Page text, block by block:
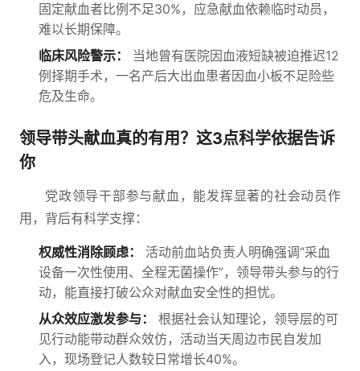
固定献血者比例不足30%，应急献血依赖临时动员，
难以长期保障。
临床风险警示：
当地曾有医院因血液短缺被迫推迟12
例择期手术，一名产后大出血患者因血小板不足险些
危及生命。
领导带头献血真的有用？这3点科学依据告诉
你
党政领导干部参与献血，能发挥显著的社会动员作
用，背后有科学支撑：
权威性消除顾虑：
活动前血站负责人明确强调“采血
设备一次性使用、全程无菌操作”，领导带头参与的行
动，能直接打破公众对献血安全性的担忧。
从众效应激发参与：
根据社会认知理论，领导层的可
见行动能带动群众效仿，活动当天周边市民自发加
入，现场登记人数较日常增长40%。